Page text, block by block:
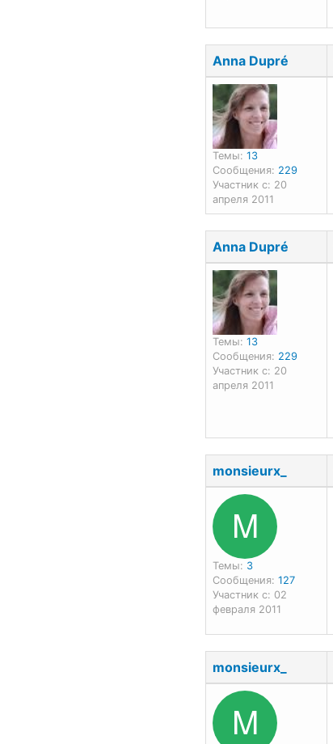
Anna Dupré
Темы: 13
Сообщения: 229
Участник с: 20
апреля 2011
Anna Dupré
Темы: 13
Сообщения: 229
Участник с: 20
апреля 2011
monsieurx_
M
Темы: 3
Сообщения: 127
Участник с: 02
февраля 2011
monsieurx_
M